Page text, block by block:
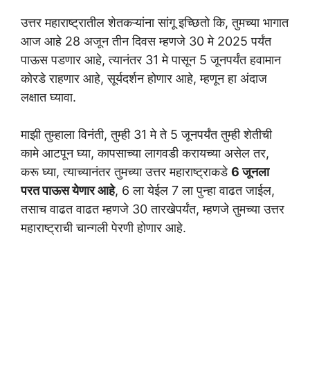
उत्तर महाराष्ट्रातील शेतकऱ्यांना सांगू इच्छितो कि, तुमच्या भागात
आज आहे 28 अजून तीन दिवस म्हणजे 30 मे 2025 पर्यंत
पाऊस पडणार आहे, त्यानंतर 31 मे पासून 5 जूनपर्यंत हवामान
कोरडे राहणार आहे, सूर्यदर्शन होणार आहे, म्हणून हा अंदाज
लक्षात घ्यावा.
माझी तुम्हाला विनंती, तुम्ही 31 मे ते 5 जूनपर्यंत तुम्ही शेतीची
कामे आटपून घ्या, कापसाच्या लागवडी करायच्या असेल तर,
करू घ्या, त्याच्यानंतर तुमच्या उत्तर महाराष्ट्राकडे6 जूनला
परत पाऊस येणार आहे, 6 ला येईल 7 ला पुन्हा वाढत जाईल,
तसाच वाढत वाढत म्हणजे 30 तारखेपर्यंत, म्हणजे तुमच्या उत्तर
महाराष्ट्राची चान्गली पेरणी होणार आहे.